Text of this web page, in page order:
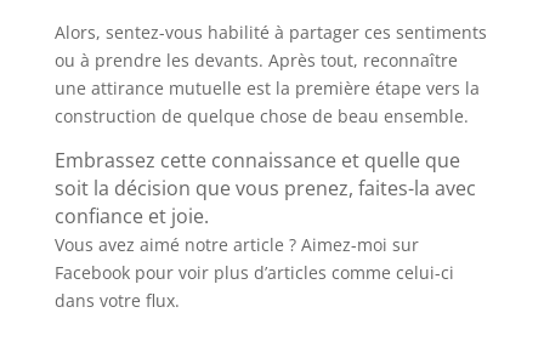
Alors, sentez-vous habilité à partager ces sentiments
ou à prendre les devants. Après tout, reconnaître
une attirance mutuelle est la première étape vers la
construction de quelque chose de beau ensemble.
Embrassez cette connaissance et quelle que
soit la décision que vous prenez, faites-la avec
confiance et joie.
Vous avez aimé notre article ? Aimez-moi sur
Facebook pour voir plus d’articles comme celui-ci
dans votre flux.